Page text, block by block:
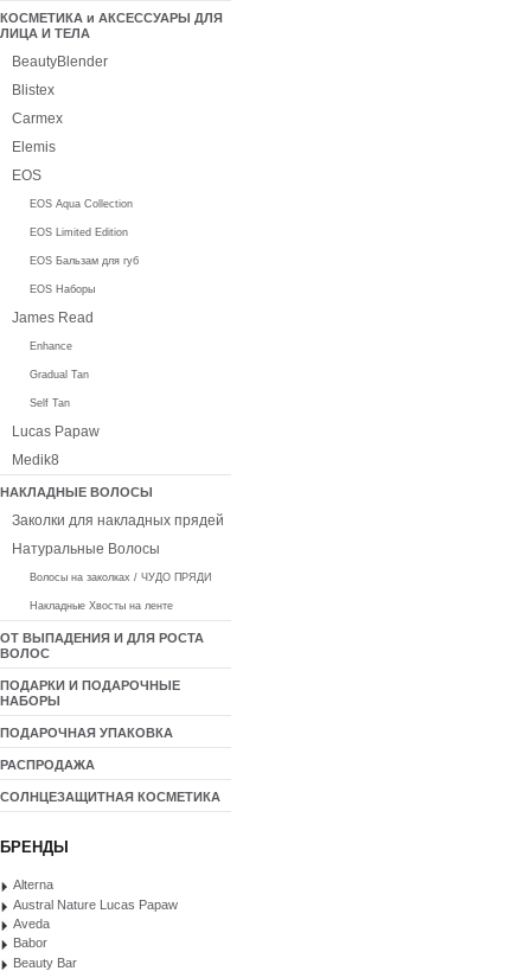
КОСМЕТИКА и АКСЕССУАРЫ ДЛЯ
ЛИЦА И ТЕЛА
BeautyBlender
Blistex
Carmex
Elemis
EOS
EOS Aqua Collection
EOS Limited Edition
EOS Бальзам для губ
EOS Наборы
James Read
Enhance
Gradual Tan
Self Tan
Lucas Papaw
Medik8
НАКЛАДНЫЕ ВОЛОСЫ
Заколки для накладных прядей
Натуральные Волосы
Волосы на заколках / ЧУДО ПРЯДИ
Накладные Хвосты на ленте
ОТ ВЫПАДЕНИЯ И ДЛЯ РОСТА
ВОЛОС
ПОДАРКИ И ПОДАРОЧНЫЕ
НАБОРЫ
ПОДАРОЧНАЯ УПАКОВКА
РАСПРОДАЖА
СОЛНЦЕЗАЩИТНАЯ КОСМЕТИКА
БРЕНДЫ
Alterna
Austral Nature Lucas Papaw
Aveda
Babor
Beauty Bar